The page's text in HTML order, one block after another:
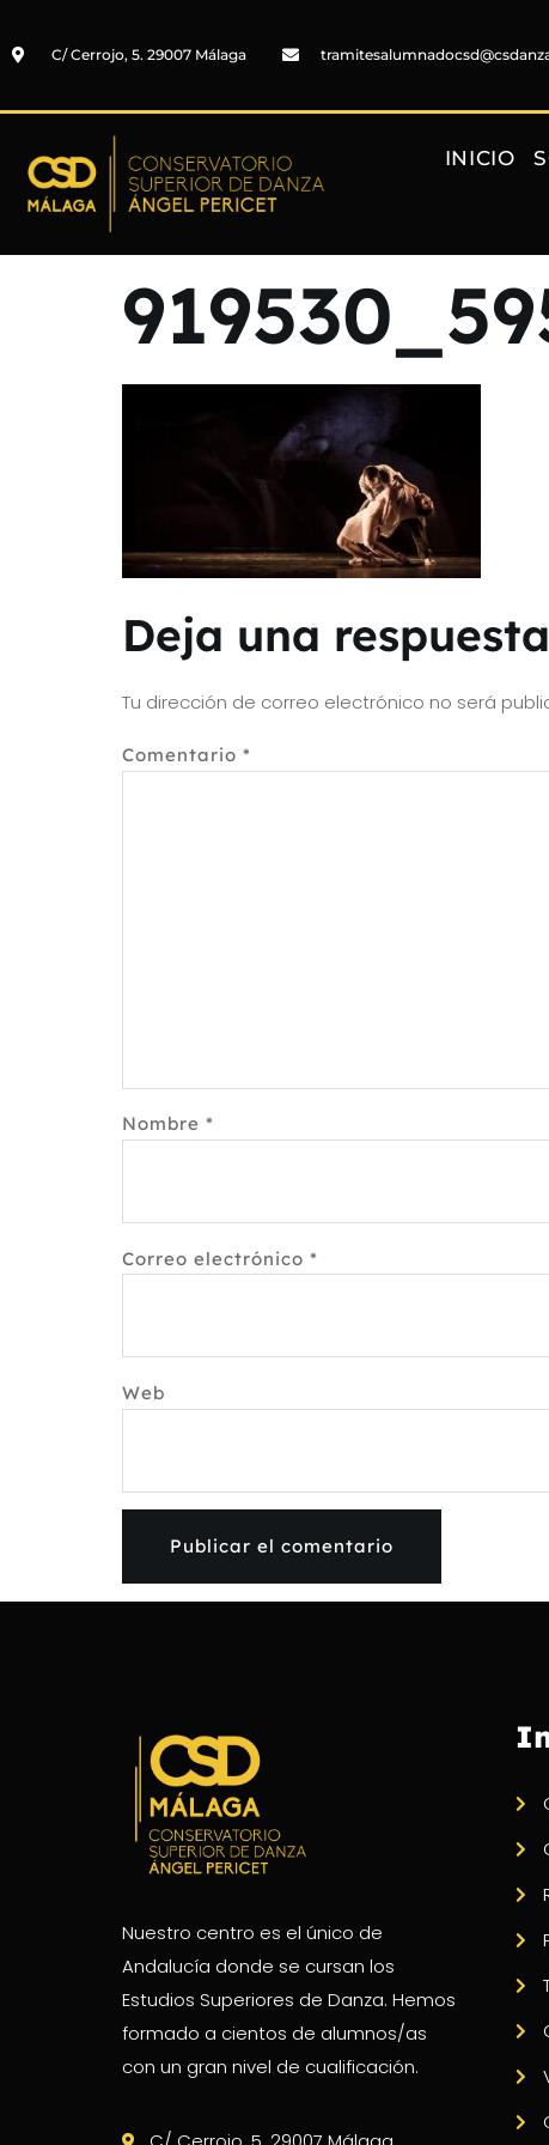
C/ Cerrojo, 5. 29007 Málaga
INICIO
Deja una respuesta
Tu dirección de correo electrónico no será
Comentario *
Nombre *
Correo electrónico *
Web
Nuestro centro es el único de
Andalucía donde se cursan los
Estudios Superiores de Danza. Hemos
formado a cientos de alumnos/as
con un gran nivel de cualificación.